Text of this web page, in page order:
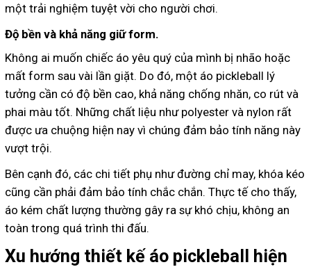
một trải nghiệm tuyệt vời cho người chơi.
Độ bền và khả năng giữ form.
Không ai muốn chiếc áo yêu quý của mình bị nhão hoặc
mất form sau vài lần giặt. Do đó, một áo pickleball lý
tưởng cần có độ bền cao, khả năng chống nhăn, co rút và
phai màu tốt. Những chất liệu như polyester và nylon rất
được ưa chuộng hiện nay vì chúng đảm bảo tính năng này
vượt trội.
Bên cạnh đó, các chi tiết phụ như đường chỉ may, khóa kéo
cũng cần phải đảm bảo tính chắc chắn. Thực tế cho thấy,
áo kém chất lượng thường gây ra sự khó chịu, không an
toàn trong quá trình thi đấu.
Xu hướng thiết kế áo pickleball hiện